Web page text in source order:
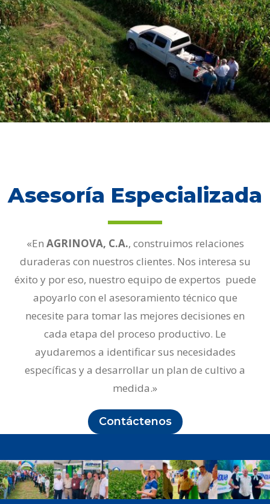
Asesoría Especializada
«En AGRINOVA, C.A., construimos relaciones
duraderas con nuestros clientes. Nos interesa su
éxito y por eso, nuestro equipo de expertos puede
apoyarlo con el asesoramiento técnico que
necesite para tomar las mejores decisiones en
cada etapa del proceso productivo. Le
ayudaremos a identificar sus necesidades
específicas y a desarrollar un plan de cultivo a
medida.»
Contáctenos